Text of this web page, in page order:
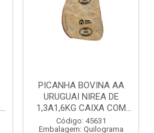
PICANHA BOVINA AA
URUGUAI NIREA DE
1,3A1,6KG CAIXA COM
±15KG
Código: 45631
Embalagem: Quilograma